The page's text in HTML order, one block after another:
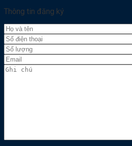
Thông tin đăng ký